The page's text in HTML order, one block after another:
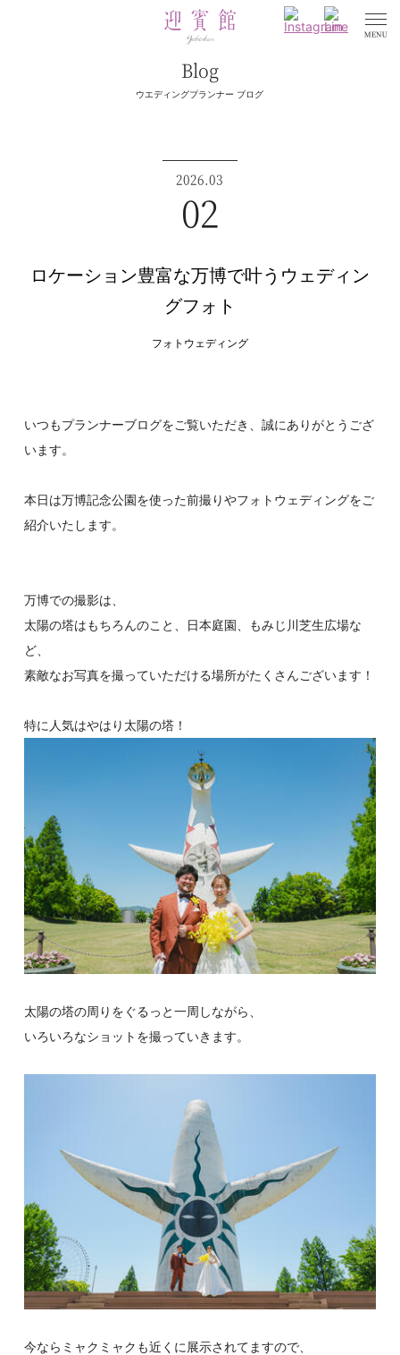
Blog
ウエディングプランナー ブログ
2026.03
02
ロケーション豊富な万博で叶うウェディン
グフォト
フォトウェディング
いつもプランナーブログをご覧いただき、誠にありがとうござ
います。
本日は万博記念公園を使った前撮りやフォトウェディングをご
紹介いたします。
万博での撮影は、
太陽の塔はもちろんのこと、日本庭園、もみじ川芝生広場な
ど、
素敵なお写真を撮っていただける場所がたくさんございます！
特に人気はやはり太陽の塔！
太陽の塔の周りをぐるっと一周しながら、
いろいろなショットを撮っていきます。
今ならミャクミャクも近くに展示されてますので、